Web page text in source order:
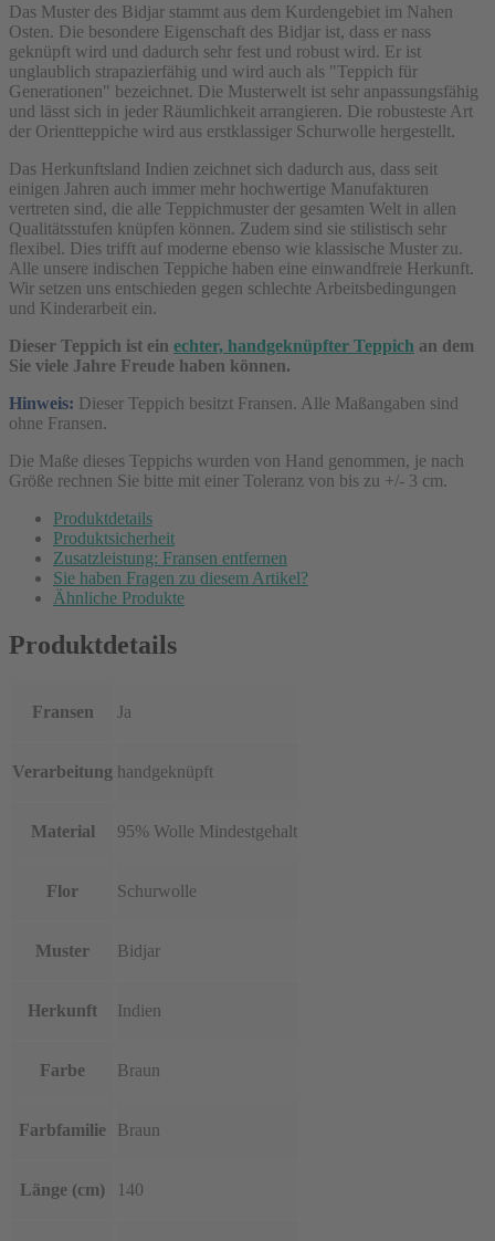
Das Muster des Bidjar stammt aus dem Kurdengebiet im Nahen
Osten. Die besondere Eigenschaft des Bidjar ist, dass er nass
geknüpft wird und dadurch sehr fest und robust wird. Er ist
unglaublich strapazierfähig und wird auch als "Teppich für
Generationen" bezeichnet. Die Musterwelt ist sehr anpassungsfähig
und lässt sich in jeder Räumlichkeit arrangieren. Die robusteste Art
der Orientteppiche wird aus erstklassiger Schurwolle hergestellt.
Das Herkunftsland Indien zeichnet sich dadurch aus, dass seit
einigen Jahren auch immer mehr hochwertige Manufakturen
vertreten sind, die alle Teppichmuster der gesamten Welt in allen
Qualitätsstufen knüpfen können. Zudem sind sie stilistisch sehr
flexibel. Dies trifft auf moderne ebenso wie klassische Muster zu.
Alle unsere indischen Teppiche haben eine einwandfreie Herkunft.
Wir setzen uns entschieden gegen schlechte Arbeitsbedingungen
und Kinderarbeit ein.
Dieser Teppich ist ein echter, handgeknüpfter Teppich an dem
Sie viele Jahre Freude haben können.
Hinweis: Dieser Teppich besitzt Fransen. Alle Maßangaben sind
ohne Fransen.
Die Maße dieses Teppichs wurden von Hand genommen, je nach
Größe rechnen Sie bitte mit einer Toleranz von bis zu +/- 3 cm.
Produktdetails
Produktsicherheit
Zusatzleistung: Fransen entfernen
Sie haben Fragen zu diesem Artikel?
Ähnliche Produkte
Produktdetails
Fransen Ja
Verarbeitung handgeknüpft
Material 95% Wolle Mindestgehalt
Flor Schurwolle
Muster Bidjar
Herkunft Indien
Farbe Braun
Farbfamilie Braun
Länge (cm) 140